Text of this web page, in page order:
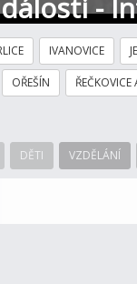
-
IVANOVICE
OŘEŠÍN
DĚTI VZDĚLÁNÍ